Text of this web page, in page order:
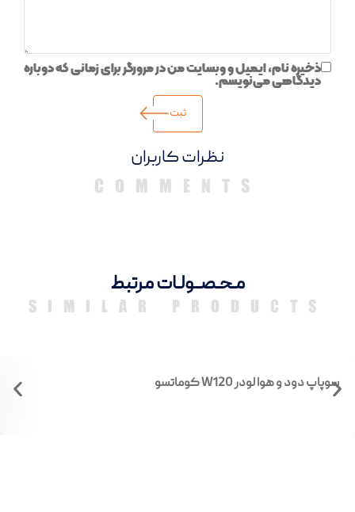
دیدگاهها
ذخیره نام، ایمیل و وبسایت من در مرورگر برای زمانی که دوباره
دیدگاهی می‌نویسم.
مـحـصــولـات مرتبط
SIMILAR PRODUCTS
سوپاپ دود و هوا لودر W120 کوماتسو